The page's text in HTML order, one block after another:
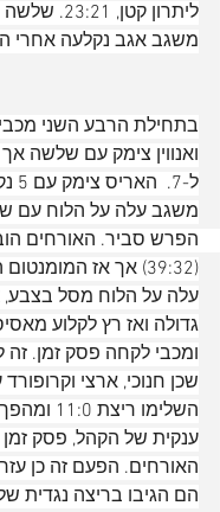
ליתרון קטן,
משגב אגב נקלעה אחרי
ואנווין צימק עם שלשה
ל-
משגב עלה על הלוח עם
(39:32) אך אז
עלה על הלוח מסל בצבע,
גדולה ואז רץ לקלוע
ומכבי לקחה פסק זמן. זה
שכן חנוכי, ארצי
השלימו
ענקית של הקהל, פסק
האורחים. הפעם זה כן